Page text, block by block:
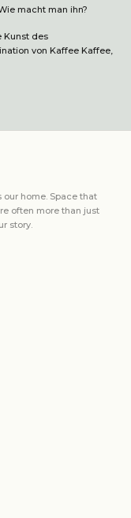
macht man ihn?
Kunst des
von Kaffee Kaffee,
our home. Space that
often more than just
story.